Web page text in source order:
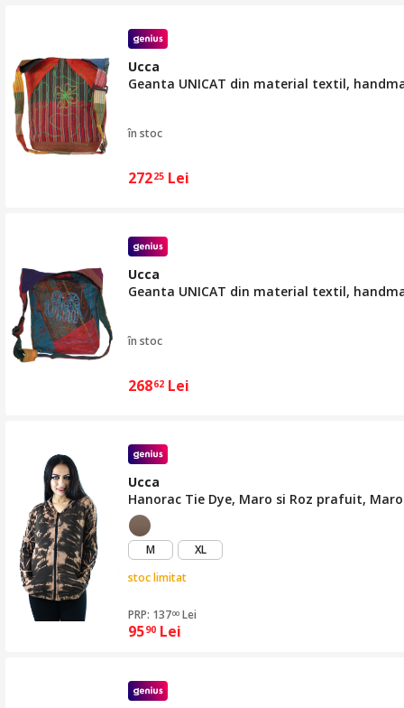
Ucca
Geanta UNICAT din material textil,
în stoc
27225 Lei
Ucca
Geanta UNICAT din material textil,
în stoc
26862 Lei
Ucca
Hanorac Tie Dye, Maro si Roz prafuit, Maro
M
XL
stoc limitat
PRP: 13700 Lei
9590 Lei